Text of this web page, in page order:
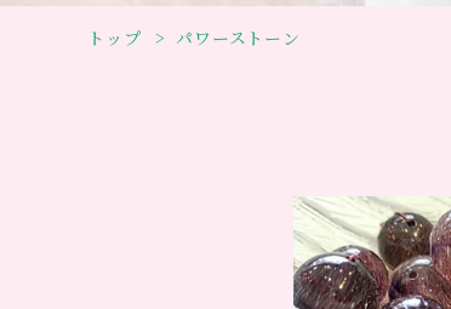
トップ パワーストーン